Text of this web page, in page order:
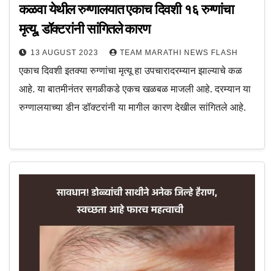
कळवा येथील रुग्णालयात एकाच दिवशी १६ रुग्णांचा
मृत्यू, डॉक्टरांनी सांगितले कारण
13 AUGUST 2023 TEAM MARATHI NEWS FLASH
एकाच दिवशी इतक्या रुग्णांचा मृत्यू हा उपचारादरम्यान झाल्याचे कळ
आहे. या बातमीनंतर सगळीकडे एकच खळबळ माजली आहे. दरम्यान या
रुग्णालयाच्या डीन डॉक्टरांनी या मागील कारण देखील सांगितले आहे.